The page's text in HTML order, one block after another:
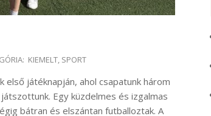
KIEMELT, SPORT
játéknapján, ahol csapatunk három
Egy küzdelmes és izgalmas
bátran és elszántan futballoztak. A